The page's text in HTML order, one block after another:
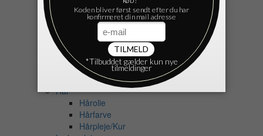
Cremer
Ansigt
Fodcreme
Håndcreme
Krop
Ansigtspleje
Deodorant
Hår
Hårolie
Hårfarve
Hårpleje/Kur